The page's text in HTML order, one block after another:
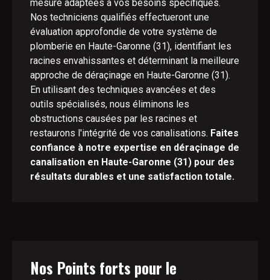
mesure adaptées à vos besoins spécifiques.
Nos techniciens qualifiés effectueront une
évaluation approfondie de votre système de
plomberie en Haute-Garonne (31), identifiant les
racines envahissantes et déterminant la meilleure
approche de déraçinage en Haute-Garonne (31).
En utilisant des techniques avancées et des
outils spécialisés, nous éliminons les
obstructions causées par les racines et
restaurons l'intégrité de vos canalisations. Faites
confiance à notre expertise en déraçinage de
canalisation en Haute-Garonne (31) pour des
résultats durables et une satisfaction totale.
Nos Points forts pour le